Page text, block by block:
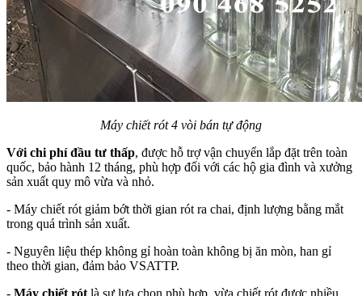
Máy chiết rót 4 vòi bán tự động
Với chi phí đầu tư thấp, được hỗ trợ vận chuyển lắp đặt trên toàn
quốc, bảo hành 12 tháng, phù hợp đối với các hộ gia đình và xưởng
sản xuất quy mô vừa và nhỏ.
- Máy chiết rót giảm bớt thời gian rót ra chai, định lượng bằng mắt
trong quá trình sản xuất.
- Nguyên liệu thép không gỉ hoàn toàn không bị ăn mòn, han gỉ
theo thời gian, đảm bảo VSATTP.